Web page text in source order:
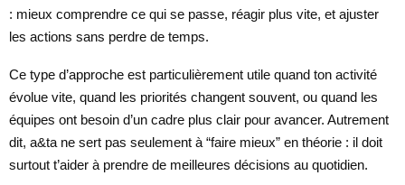
: mieux comprendre ce qui se passe, réagir plus vite, et ajuster
les actions sans perdre de temps.
Ce type d’approche est particulièrement utile quand ton activité
évolue vite, quand les priorités changent souvent, ou quand les
équipes ont besoin d’un cadre plus clair pour avancer. Autrement
dit, a&ta ne sert pas seulement à “faire mieux” en théorie : il doit
surtout t’aider à prendre de meilleures décisions au quotidien.